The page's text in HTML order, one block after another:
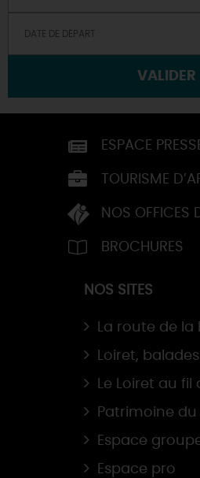
VALIDER
ESPACE
TOURISME
NOS OFFICES
BROCHURES
NOS SITES
La route de la
Loiret,
Le Loiret au fil
Patrimoine du
Espace
Espace pro